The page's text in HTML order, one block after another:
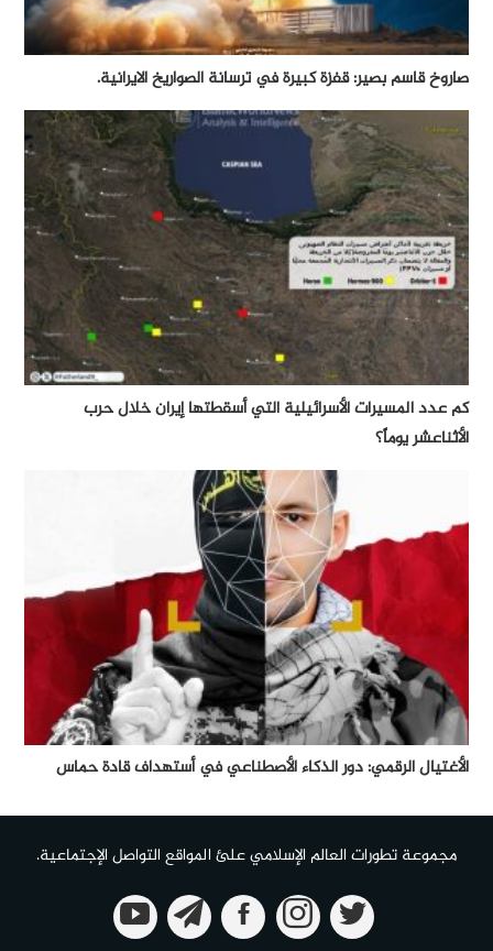
صاروخ قاسم بصير: قفزة كبيرة في ترسانة الصواريخ الايرانية.
كم عدد المسيرات الأسرائيلية التي أسقطتها إيران خلال حرب
الأثناعشر يوماً؟
الأغتيال الرقمي: دور الذكاء الأصطناعي في أستهداف قادة حماس
مجموعة تطورات العالم الإسلامي علئ المواقع التواصل الإجتماعية.